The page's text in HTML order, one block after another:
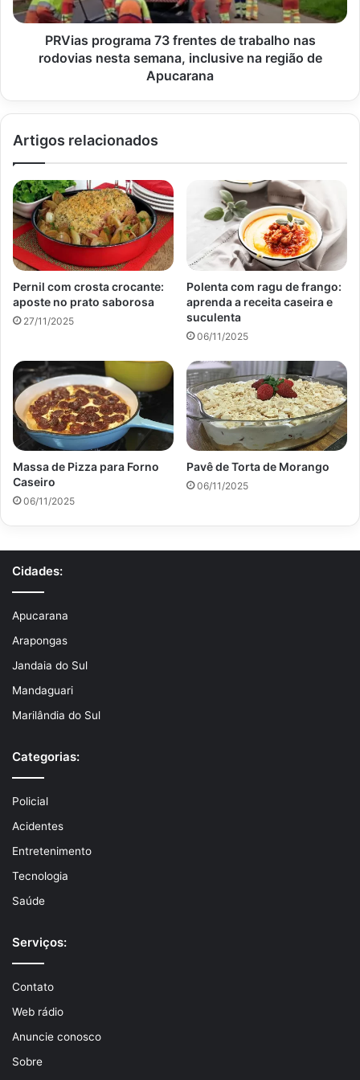
rodovias
nesta
semana,
inclusive
PRVias programa 73 frentes de trabalho nas
rodovias nesta semana, inclusive na região de
Apucarana
Artigos relacionados
Pernil com crosta crocante:
aposte no prato saborosa
27/11/2025
Polenta com ragu de frango:
aprenda a receita caseira e
suculenta
06/11/2025
Massa de Pizza para Forno
Caseiro
06/11/2025
Pavê de Torta de Morango
06/11/2025
Cidades:
Apucarana
Arapongas
Jandaia do Sul
Mandaguari
Marilândia do Sul
Categorias:
Policial
Acidentes
Entretenimento
Tecnologia
Saúde
Serviços:
Contato
Web rádio
Anuncie conosco
Sobre